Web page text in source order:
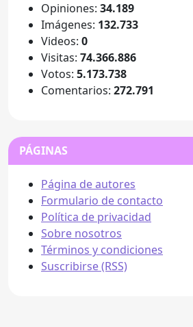
Opiniones: 34.189
Imágenes: 132.733
Videos: 0
Visitas: 74.366.886
Votos: 5.173.738
Comentarios: 272.791
PÁGINAS
Página de autores
Formulario de contacto
Política de privacidad
Sobre nosotros
Términos y condiciones
Suscribirse (RSS)